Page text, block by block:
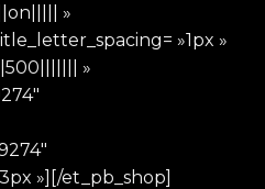
»
»1px »
»
»][/et_pb_shop]